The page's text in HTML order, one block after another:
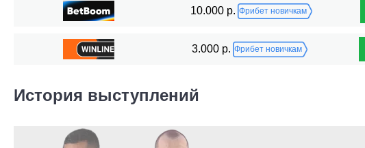
Статистика боев по организациям
Организация
18
FLC
10.000 р. Фрибет новичкам
3.000 р. Фрибет новичкам
История выступлений